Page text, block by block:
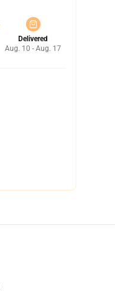
Delivered
Aug. 10 - Aug. 17